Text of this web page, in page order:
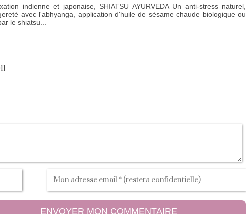
indienne et japonaise, SHIATSU AYURVEDA Un anti-stress naturel,
avec l'abhyanga, application d'huile de sésame chaude biologique ou
le shiatsu...